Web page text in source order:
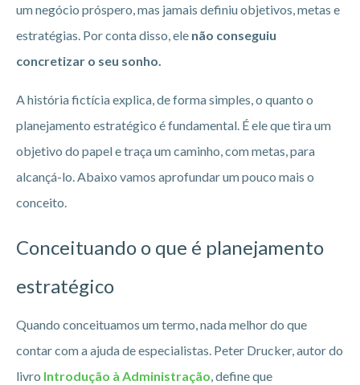
um negócio próspero, mas jamais definiu objetivos, metas e
estratégias. Por conta disso, ele não conseguiu
concretizar o seu sonho.
A história fictícia explica, de forma simples, o quanto o
planejamento estratégico é fundamental. É ele que tira um
objetivo do papel e traça um caminho, com metas, para
alcançá-lo. Abaixo vamos aprofundar um pouco mais o
conceito.
Conceituando o que é planejamento
estratégico
Quando conceituamos um termo, nada melhor do que
contar com a ajuda de especialistas. Peter Drucker, autor do
livro Introdução à Administração, define que